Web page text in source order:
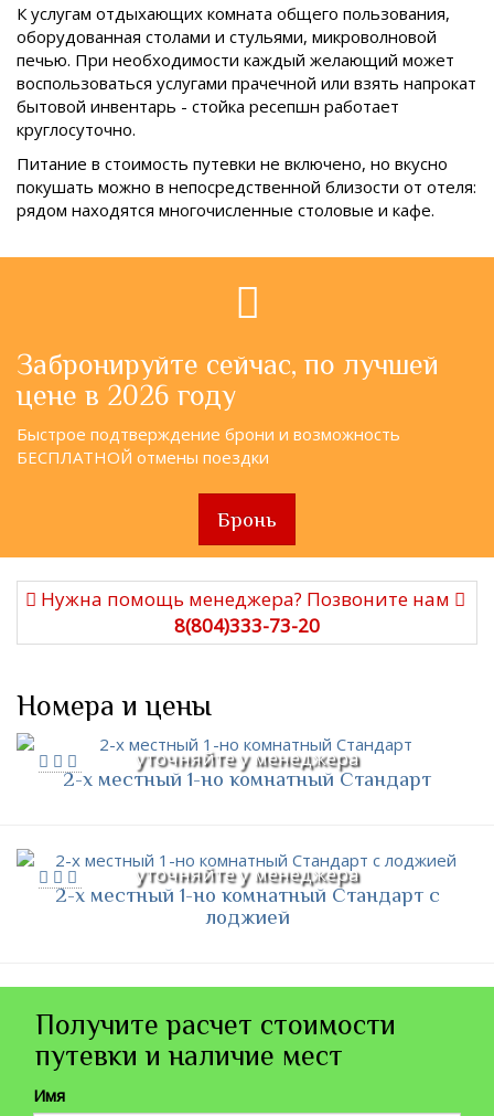
К услугам отдыхающих комната общего пользования,
оборудованная столами и стульями, микроволновой
печью. При необходимости каждый желающий может
воспользоваться услугами прачечной или взять напрокат
бытовой инвентарь - стойка ресепшн работает
круглосуточно.
Питание в стоимость путевки не включено, но вкусно
покушать можно в непосредственной близости от отеля:
рядом находятся многочисленные столовые и кафе.
Забронируйте сейчас, по лучшей
цене в 2026 году
Быстрое подтверждение брони и возможность
БЕСПЛАТНОЙ отмены поездки
Бронь
Нужна помощь менеджера? Позвоните нам
8(804)333-73-20
Номера и цены
уточняйте у менеджера
2-х местный 1-но комнатный Стандарт
уточняйте у менеджера
2-х местный 1-но комнатный Стандарт с
лоджией
Получите расчет стоимости
путевки и наличие мест
Имя